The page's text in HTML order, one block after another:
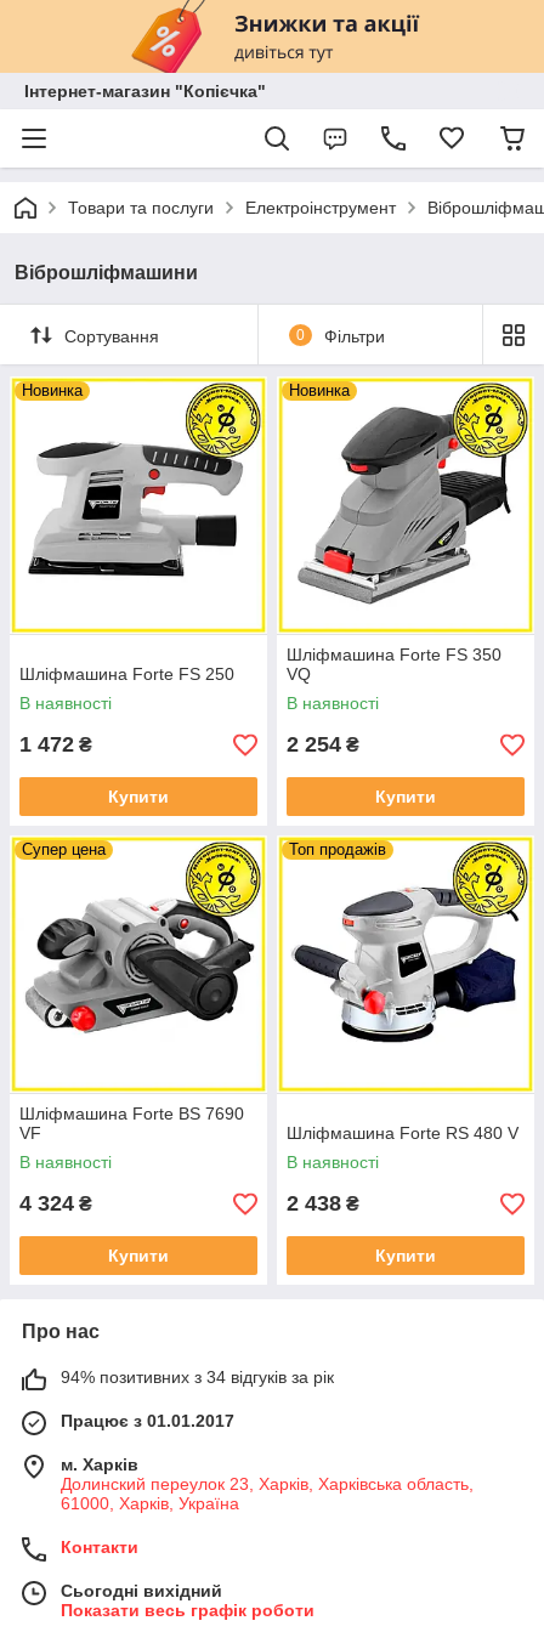
Інтернет-магазин "Копієчка"
Товари та послуги Електроінструмент
Віброшліфмашини
Сортування 0 Фільтри
Новинка
Шліфмашина Forte FS 250
В наявності
1 472 ₴
Купити
Новинка
Шліфмашина Forte FS 350
VQ
В наявності
2 254 ₴
Купити
Супер цена
Шліфмашина Forte BS 7690
VF
В наявності
4 324 ₴
Купити
Топ продажів
Шліфмашина Forte RS 480 V
В наявності
2 438 ₴
Купити
Про нас
94% позитивних з 34 відгуків за рік
Працює з 01.01.2017
м. Харків
Долинский переулок 23, Харків, Харківська область,
61000, Харків, Україна
Контакти
Сьогодні вихідний
Показати весь графік роботи